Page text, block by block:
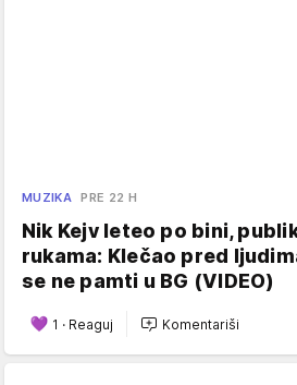
MUZIKA PRE 22 H
Nik Kejv leteo po bini,
rukama: Klečao pred
se ne pamti u BG (VIDEO)
1 · Reaguj Komentariši